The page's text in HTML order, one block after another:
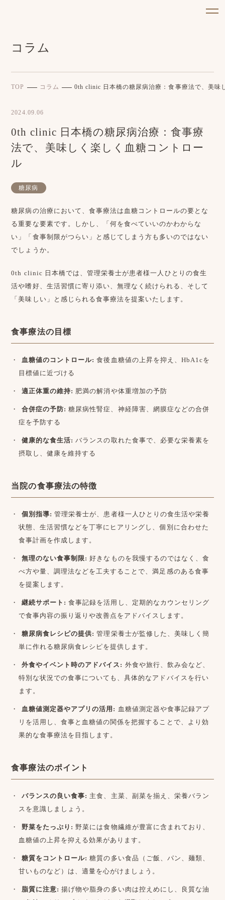
コラム
TOP コラム 0th clinic 日本橋の糖尿病治療：食事療法で、美味
2024.09.06
0th clinic 日本橋の糖尿病治療：食事療
法で、美味しく楽しく血糖コントロー
ル
糖尿病
糖尿病の治療において、食事療法は血糖コントロールの要とな
る重要な要素です。しかし、「何を食べていいのかわからな
い」「食事制限がつらい」と感じてしまう方も多いのではない
でしょうか。
0th clinic 日本橋では、管理栄養士が患者様一人ひとりの食生
活や嗜好、生活習慣に寄り添い、無理なく続けられる、そして
「美味しい」と感じられる食事療法を提案いたします。
食事療法の目標
血糖値のコントロール: 食後血糖値の上昇を抑え、HbA1cを
目標値に近づける
適正体重の維持: 肥満の解消や体重増加の予防
合併症の予防: 糖尿病性腎症、神経障害、網膜症などの合併
症を予防する
健康的な食生活: バランスの取れた食事で、必要な栄養素を
摂取し、健康を維持する
当院の食事療法の特徴
個別指導: 管理栄養士が、患者様一人ひとりの食生活や栄養
状態、生活習慣などを丁寧にヒアリングし、個別に合わせた
食事計画を作成します。
無理のない食事制限: 好きなものを我慢するのではなく、食
べ方や量、調理法などを工夫することで、満足感のある食事
を提案します。
継続サポート: 食事記録を活用し、定期的なカウンセリング
で食事内容の振り返りや改善点をアドバイスします。
糖尿病食レシピの提供: 管理栄養士が監修した、美味しく簡
単に作れる糖尿病食レシピを提供します。
外食やイベント時のアドバイス: 外食や旅行、飲み会など、
特別な状況での食事についても、具体的なアドバイスを行い
ます。
血糖値測定器やアプリの活用: 血糖値測定器や食事記録アプ
リを活用し、食事と血糖値の関係を把握することで、より効
果的な食事療法を目指します。
食事療法のポイント
バランスの良い食事: 主食、主菜、副菜を揃え、栄養バラン
スを意識しましょう。
野菜をたっぷり: 野菜には食物繊維が豊富に含まれており、
血糖値の上昇を抑える効果があります。
糖質をコントロール: 糖質の多い食品（ご飯、パン、麺類、
甘いものなど）は、適量を心がけましょう。
脂質に注意: 揚げ物や脂身の多い肉は控えめにし、良質な油